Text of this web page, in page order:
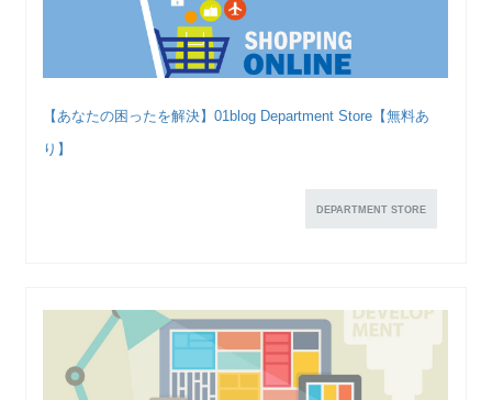
【あなたの困ったを解決】01blog Department Store【無料あ
り】
DEPARTMENT STORE